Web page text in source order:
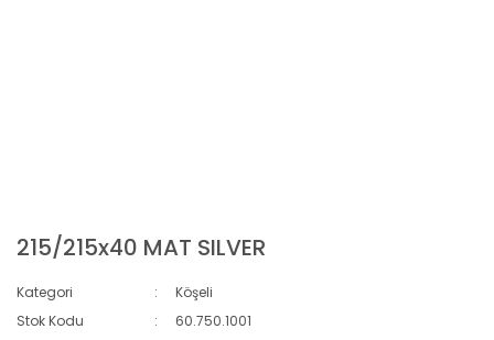
215/215x40 MAT SILVER
Kategori
Köşeli
Stok Kodu
60.750.1001